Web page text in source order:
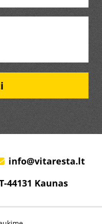
info@vitaresta.lt
44131 Kaunas